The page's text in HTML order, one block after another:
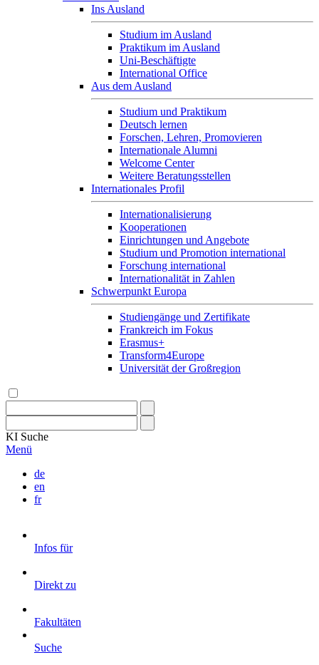
Ins Ausland
Studium im Ausland
Praktikum im Ausland
Uni-Beschäftigte
International Office
Aus dem Ausland
Studium und Praktikum
Deutsch lernen
Forschen, Lehren, Promovieren
Internationale Alumni
Welcome Center
Weitere Beratungsstellen
Internationales Profil
Internationalisierung
Kooperationen
Einrichtungen und Angebote
Studium und Promotion international
Forschung international
Internationalität in Zahlen
Schwerpunkt Europa
Studiengänge und Zertifikate
Frankreich im Fokus
Erasmus+
Transform4Europe
Universität der Großregion
KI Suche
Menü
de
en
fr
Infos für
Direkt zu
Fakultäten
Suche